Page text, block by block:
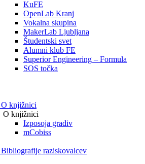
KuFE
OpenLab Kranj
Vokalna skupina
MakerLab Ljubljana
Študentski svet
Alumni klub FE
Superior Engineering – Formula
SOS točka
O knjižnici
O knjižnici
Izposoja gradiv
mCobiss
Bibliografije raziskovalcev